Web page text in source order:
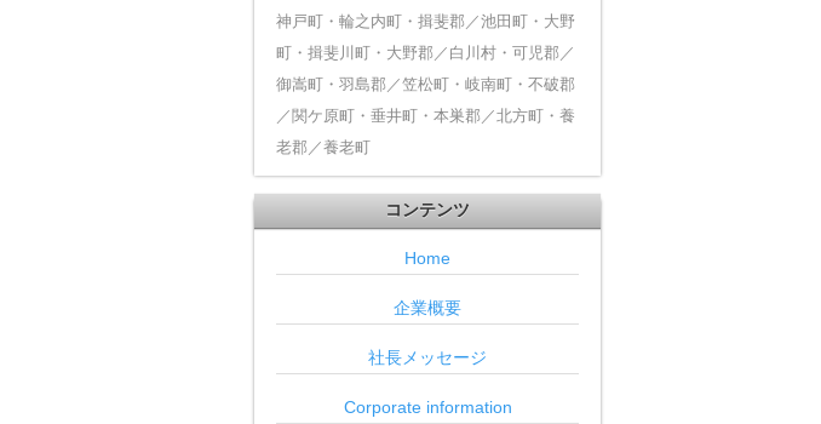
神戸町・輪之内町・揖斐郡／池田町・大野
町・揖斐川町・大野郡／白川村・可児郡／
御嵩町・羽島郡／笠松町・岐南町・不破郡
／関ケ原町・垂井町・本巣郡／北方町・養
老郡／養老町
コンテンツ
Home
企業概要
社長メッセージ
Corporate information